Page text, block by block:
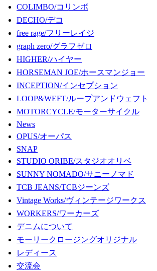
COLIMBO/コリンボ
DECHO/デコ
free rage/フリーレイジ
graph zero/グラフゼロ
HIGHER/ハイヤー
HORSEMAN JOE/ホースマンジョー
INCEPTION/インセプション
LOOP&WEFT/ループアンドウェフト
MOTORCYCLE/モーターサイクル
News
OPUS/オーパス
SNAP
STUDIO ORIBE/スタジオオリベ
SUNNY NOMADO/サニーノマド
TCB JEANS/TCBジーンズ
Vintage Works/ヴィンテージワークス
WORKERS/ワーカーズ
デニムについて
モーリークロージングオリジナル
レディース
交流会